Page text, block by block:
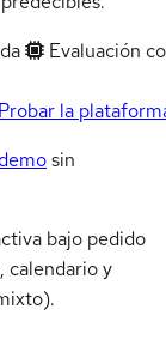
Evaluación
Probar la
sin
bajo pedido
calendario y